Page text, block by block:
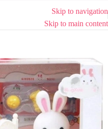
Skip to navigation
Skip to main content